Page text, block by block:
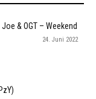
& OGT – Weekend
24. Juni 2022